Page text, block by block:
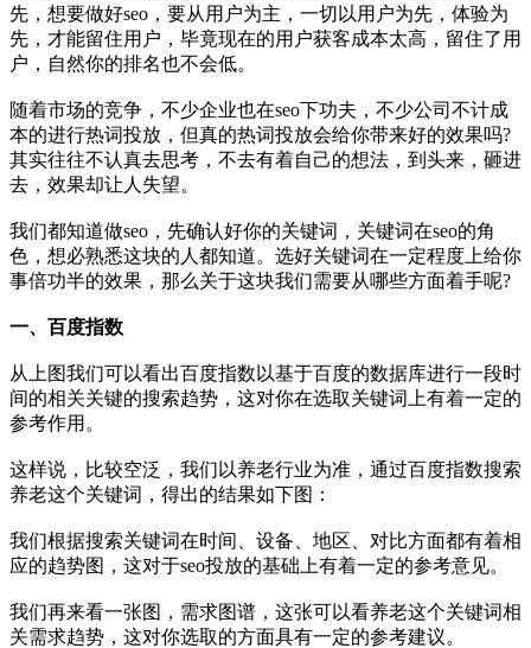
先，想要做好seo，要从用户为主，一切以用户为先，体验为
先，才能留住用户，毕竟现在的用户获客成本太高，留住了用
户，自然你的排名也不会低。
随着市场的竞争，不少企业也在seo下功夫，不少公司不计成
本的进行热词投放，但真的热词投放会给你带来好的效果吗?
其实往往不认真去思考，不去有着自己的想法，到头来，砸进
去，效果却让人失望。
我们都知道做seo，先确认好你的关键词，关键词在seo的角
色，想必熟悉这块的人都知道。选好关键词在一定程度上给你
事倍功半的效果，那么关于这块我们需要从哪些方面着手呢?
一、百度指数
从上图我们可以看出百度指数以基于百度的数据库进行一段时
间的相关关键的搜索趋势，这对你在选取关键词上有着一定的
参考作用。
这样说，比较空泛，我们以养老行业为准，通过百度指数搜索
养老这个关键词，得出的结果如下图：
我们根据搜索关键词在时间、设备、地区、对比方面都有着相
应的趋势图，这对于seo投放的基础上有着一定的参考意见。
我们再来看一张图，需求图谱，这张可以看养老这个关键词相
关需求趋势，这对你选取的方面具有一定的参考建议。